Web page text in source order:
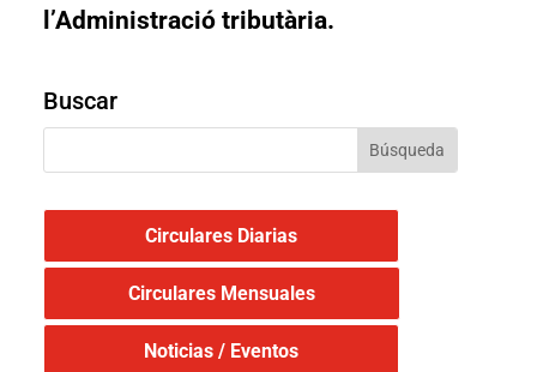
l’Administració tributària.
Buscar
Circulares Diarias
Circulares Mensuales
Noticias / Eventos